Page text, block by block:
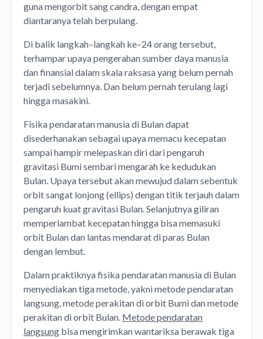
guna mengorbit sang candra, dengan empat
diantaranya telah berpulang.
Di balik langkah–langkah ke–24 orang tersebut,
terhampar upaya pengerahan sumber daya manusia
dan finansial dalam skala raksasa yang belum pernah
terjadi sebelumnya. Dan belum pernah terulang lagi
hingga masakini.
Fisika pendaratan manusia di Bulan dapat
disederhanakan sebagai upaya memacu kecepatan
sampai hampir melepaskan diri dari pengaruh
gravitasi Bumi sembari mengarah ke kedudukan
Bulan. Upaya tersebut akan mewujud dalam sebentuk
orbit sangat lonjong (ellips) dengan titik terjauh dalam
pengaruh kuat gravitasi Bulan. Selanjutnya giliran
memperlambat kecepatan hingga bisa memasuki
orbit Bulan dan lantas mendarat di paras Bulan
dengan lembut.
Dalam praktiknya fisika pendaratan manusia di Bulan
menyediakan tiga metode, yakni metode pendaratan
langsung, metode perakitan di orbit Bumi dan metode
perakitan di orbit Bulan. Metode pendaratan
langsung bisa mengirimkan wantariksa berawak tiga